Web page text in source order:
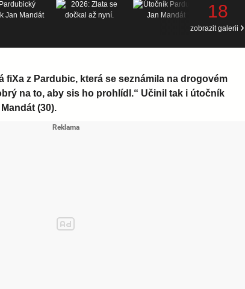
18
zobrazit galerii
fiXa z Pardubic, která se seznámila na drogovém
na to, aby sis ho prohlídl.“ Učinil tak i útočník
(30).